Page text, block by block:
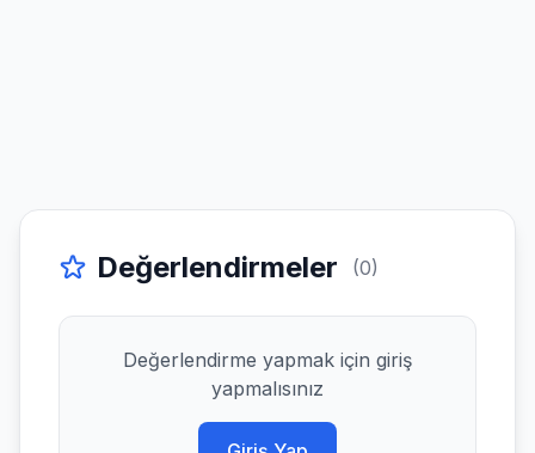
Değerlendirmeler (0)
Değerlendirme yapmak için giriş
yapmalısınız